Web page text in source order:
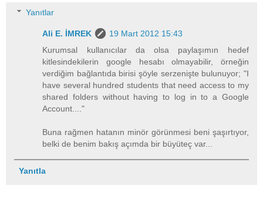
Yanıtlar
Ali E. İMREK
19 Mart 2012 15:43
Kurumsal kullanıcılar da olsa paylaşımın hedef
kitlesindekilerin google hesabı olmayabilir, örneğin
verdiğim bağlantıda birisi şöyle serzenişte bulunuyor; "I
have several hundred students that need access to my
shared folders without having to log in to a Google
Account...."
Buna rağmen hatanın minör görünmesi beni şaşırtıyor,
belki de benim bakış açımda bir büyüteç var...
Yanıtla